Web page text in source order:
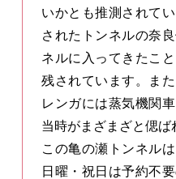
いかとも推測されて
されたトンネルの奈
ネルに入ってきたこ
残されています。ま
レンガには蒸気機関
当時がまざまざと偲ば
この⻲の瀬トンネル
日曜・祝日は予約不